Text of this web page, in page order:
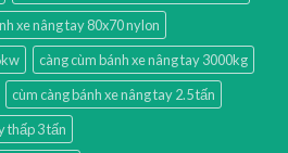
xe nâng tay 80x70 nylon
càng cùm bánh xe nâng tay 3000kg
cùm càng bánh xe nâng tay 2.5 tấn
thấp 3 tấn